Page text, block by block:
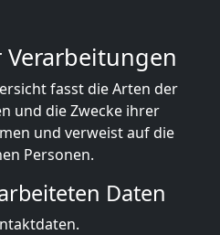
fasst die Arten der
und die Zwecke ihrer
und verweist auf die
Personen.
Daten